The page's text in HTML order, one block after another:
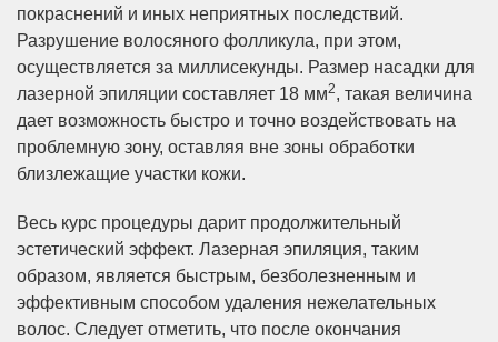
покраснений и иных неприятных последствий.
Разрушение волосяного фолликула, при этом,
осуществляется за миллисекунды. Размер насадки для
лазерной эпиляции составляет 18 мм2, такая величина
дает возможность быстро и точно воздействовать на
проблемную зону, оставляя вне зоны обработки
близлежащие участки кожи.
Весь курс процедуры дарит продолжительный
эстетический эффект. Лазерная эпиляция, таким
образом, является быстрым, безболезненным и
эффективным способом удаления нежелательных
волос. Следует отметить, что после окончания